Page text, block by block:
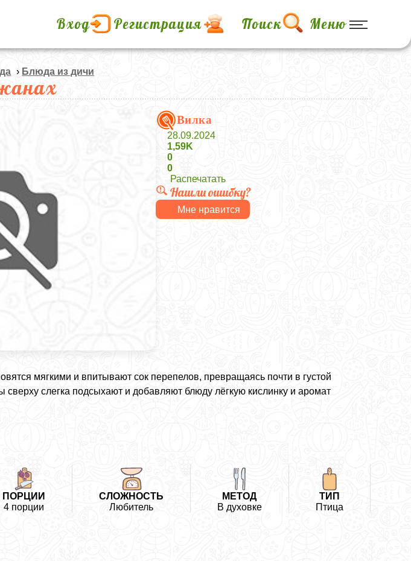
Вход Регистрация Поиск Меню
› Блюда из дичи
Вилка
28.09.2024
1,59K
0
0
Распечатать
Нашли ошибку?
Мне нравится
мягкими и впитывают сок перепелов, превращаясь почти в густой
слегка подсыхают и добавляют блюду лёгкую кислинку и аромат
ПОРЦИИ
4 порции
СЛОЖНОСТЬ
Любитель
МЕТОД
В духовке
ТИП
Птица